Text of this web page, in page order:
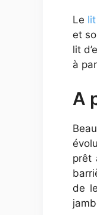
Le
et
lit
à
A
prêt
de